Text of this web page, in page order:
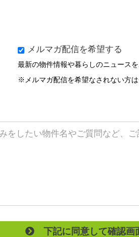
メルマガ配信を希望する
最新の物件情報や暮らしのニュースを
※メルマガ配信を希望なされない方は
下記に同意して確認画